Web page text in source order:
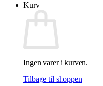
Kurv
Ingen varer i kurven.
Tilbage til shoppen